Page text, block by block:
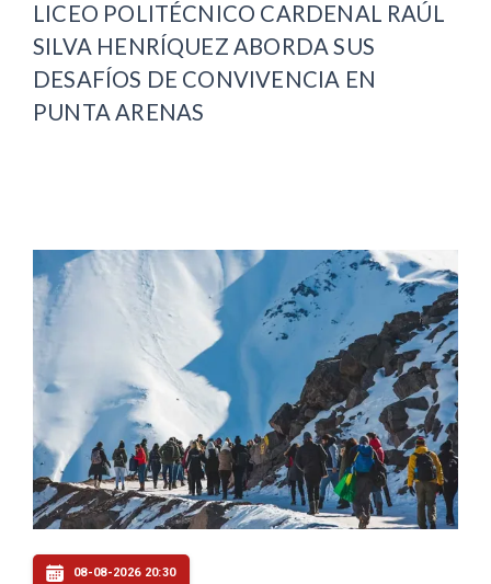
LICEO POLITÉCNICO CARDENAL RAÚL
SILVA HENRÍQUEZ ABORDA SUS
DESAFÍOS DE CONVIVENCIA EN
PUNTA ARENAS
08-08-2026 20:30